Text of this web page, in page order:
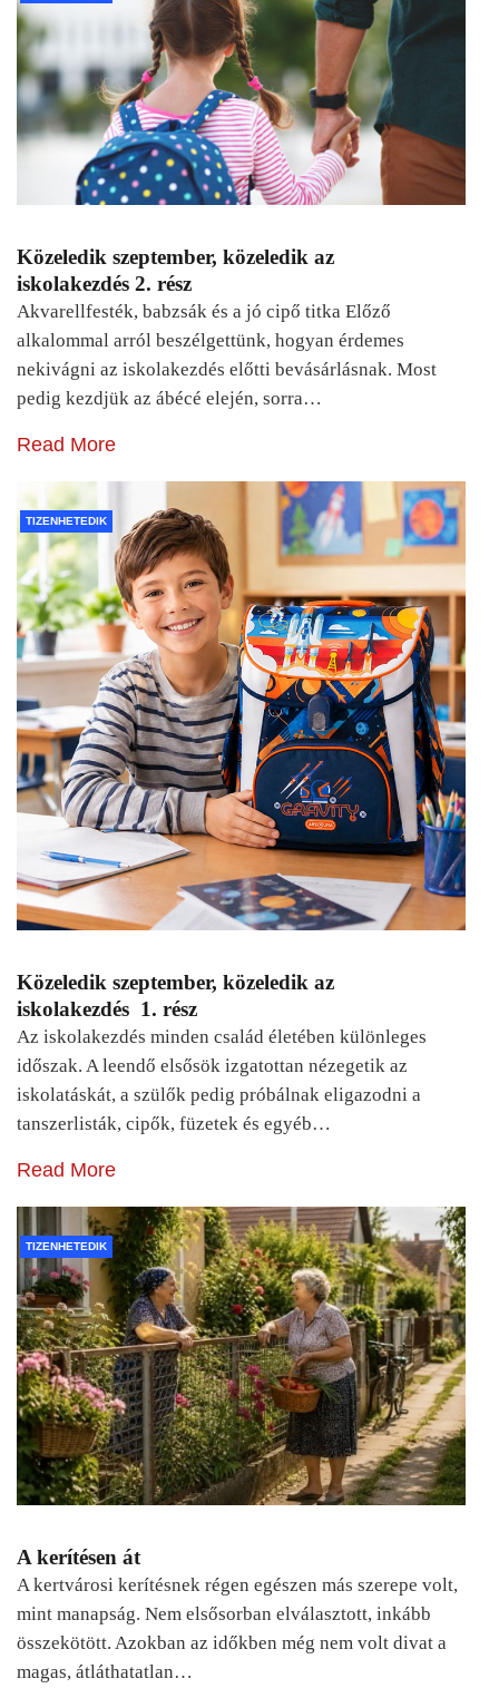
Közeledik szeptember, közeledik az
iskolakezdés 2. rész
Akvarellfesték, babzsák és a jó cipő titka Előző
alkalommal arról beszélgettünk, hogyan érdemes
nekivágni az iskolakezdés előtti bevásárlásnak. Most
pedig kezdjük az ábécé elején, sorra…
Read More
TIZENHETEDIK
Közeledik szeptember, közeledik az
iskolakezdés 1. rész
Az iskolakezdés minden család életében különleges
időszak. A leendő elsősök izgatottan nézegetik az
iskolatáskát, a szülők pedig próbálnak eligazodni a
tanszerlisták, cipők, füzetek és egyéb…
Read More
TIZENHETEDIK
A kerítésen át
A kertvárosi kerítésnek régen egészen más szerepe volt,
mint manapság. Nem elsősorban elválasztott, inkább
összekötött. Azokban az időkben még nem volt divat a
magas, átláthatatlan…